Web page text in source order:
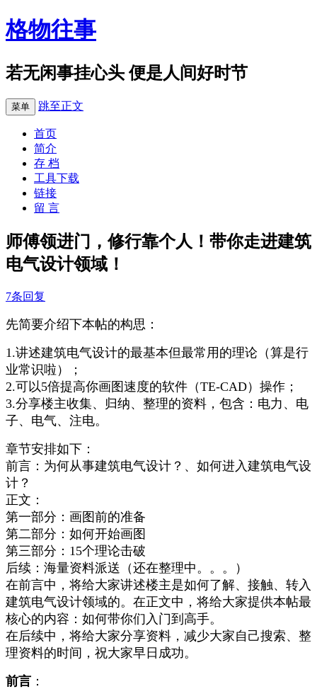
格物往事
若无闲事挂心头 便是人间好时节
菜单 跳至正文
首页
简介
存 档
工具下载
链接
留 言
师傅领进门，修行靠个人！带你走进建筑
电气设计领域！
7条回复
先简要介绍下本帖的构思：
1.讲述建筑电气设计的最基本但最常用的理论（算是行
业常识啦）；
2.可以5倍提高你画图速度的软件（TE-CAD）操作；
3.分享楼主收集、归纳、整理的资料，包含：电力、电
子、电气、注电。
章节安排如下：
前言：为何从事建筑电气设计？、如何进入建筑电气设
计？
正文：
第一部分：画图前的准备
第二部分：如何开始画图
第三部分：15个理论击破
后续：海量资料派送（还在整理中。。。）
在前言中，将给大家讲述楼主是如何了解、接触、转入
建筑电气设计领域的。在正文中，将给大家提供本帖最
核心的内容：如何带你们入门到高手。
在后续中，将给大家分享资料，减少大家自己搜索、整
理资料的时间，祝大家早日成功。
前言 ：